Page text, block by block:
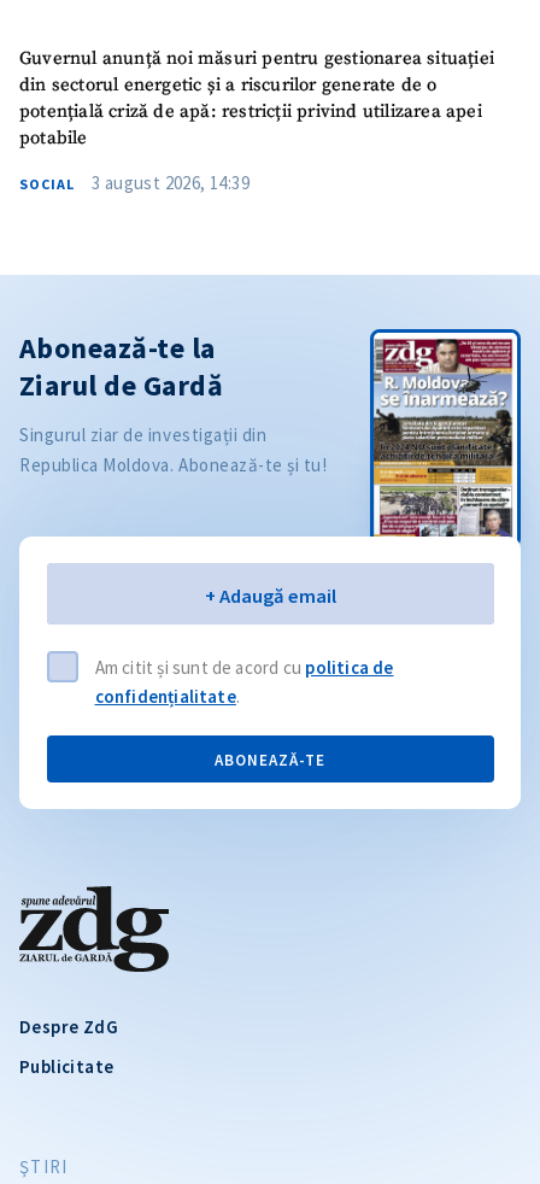
Guvernul anunță noi măsuri pentru gestionarea situației
din sectorul energetic și a riscurilor generate de o
potențială criză de apă: restricții privind utilizarea apei
potabile
SOCIAL 3 august 2026, 14:39
Despre ZdG
Publicitate
ŞTIRI
Abonează-te la
Ziarul de Gardă
Singurul ziar de investigații din
Republica Moldova. Abonează-te și tu!
+ Adaugă email
Am citit și sunt de acord cu politica de
confidențialitate.
ABONEAZĂ-TE